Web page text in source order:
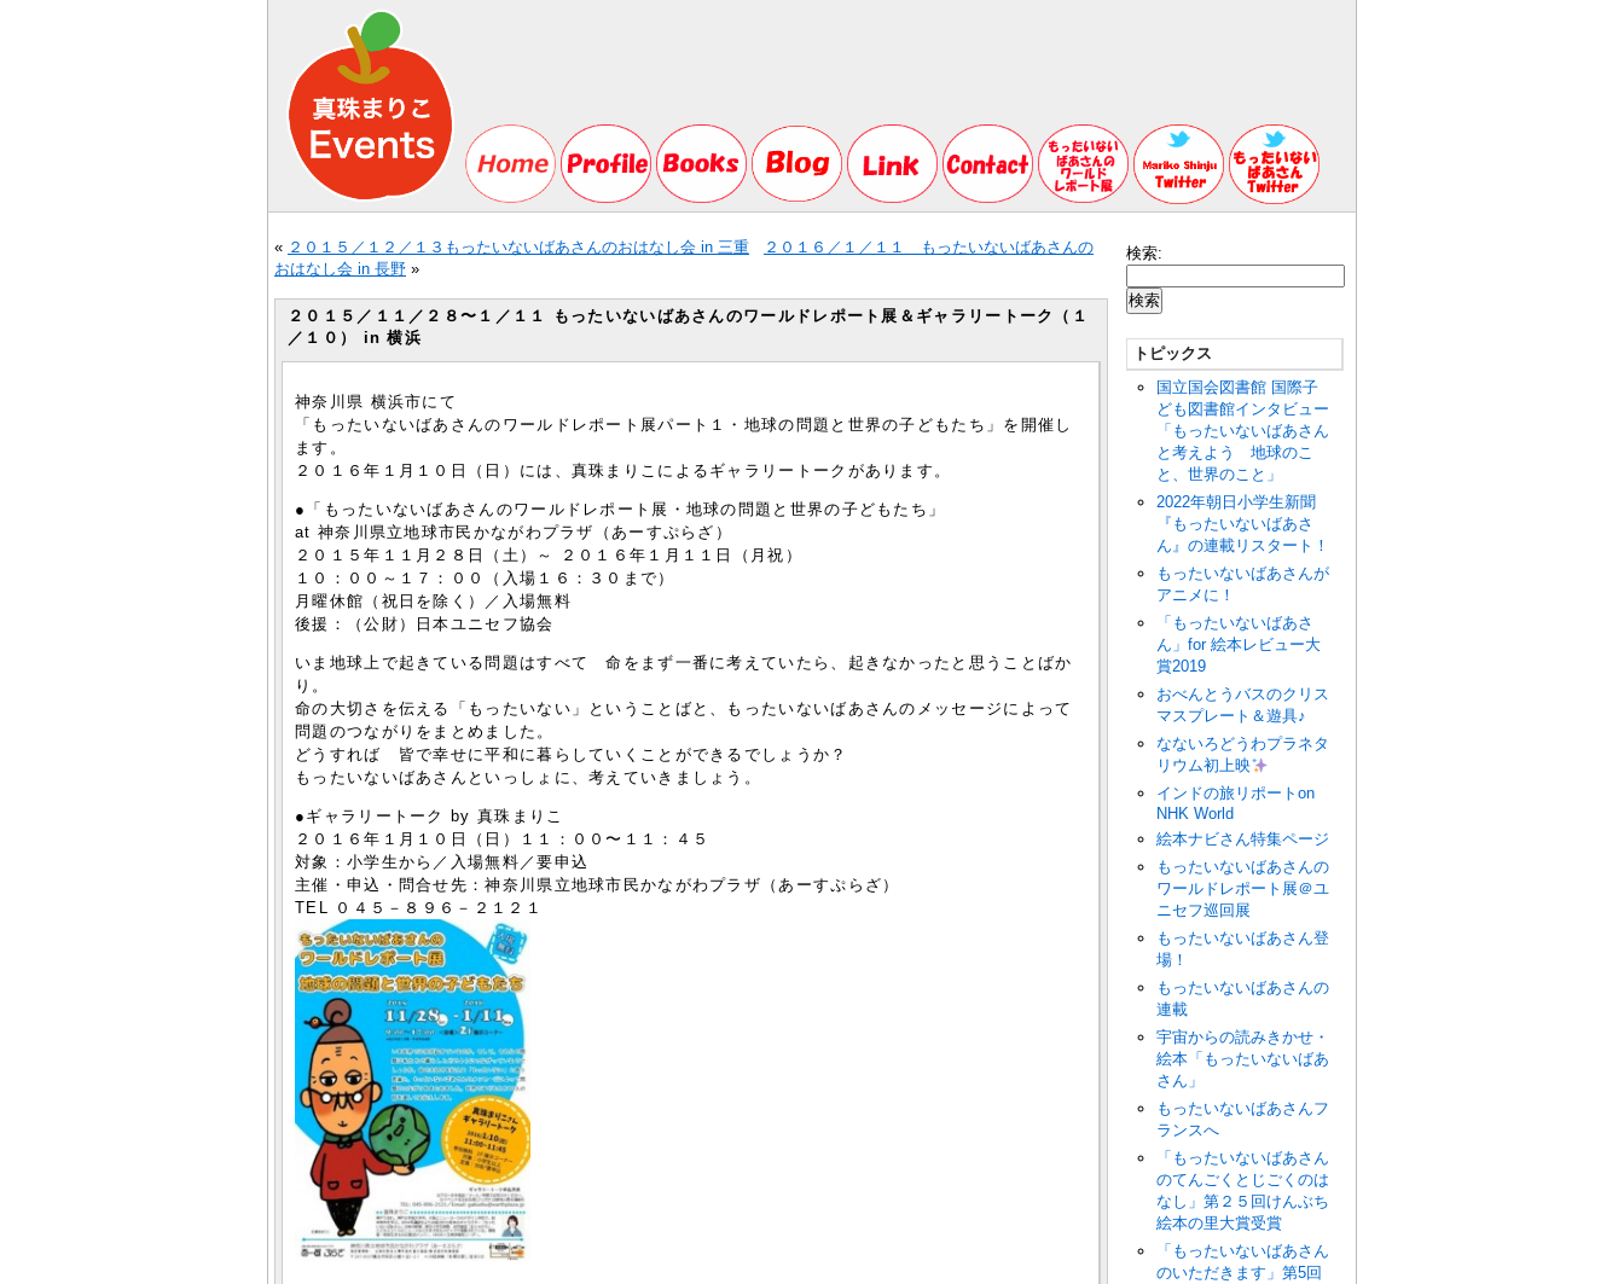
« ２０１５／１２／１３もったいないばあさんのおはなし会 in 三重
２０１６／１／１１ もったいないばあさんの
おはなし会 in 長野 »
２０１５／１１／２８〜１／１１ もったいないばあさんのワールドレポート展＆ギャラリートーク（１
／１０） in 横浜
神奈川県 横浜市にて
「もったいないばあさんのワールドレポート展パート１・地球の問題と世界の子どもたち」を開催し
ます。
２０１６年１月１０日（日）には、真珠まりこによるギャラリートークがあります。
●「もったいないばあさんのワールドレポート展・地球の問題と世界の子どもたち」
at 神奈川県立地球市民かながわプラザ（あーすぷらざ）
２０１５年１１月２８日（土）～ ２０１６年１月１１日（月祝）
１０：００～１７：００（入場１６：３０まで）
月曜休館（祝日を除く）／入場無料
後援：（公財）日本ユニセフ協会
いま地球上で起きている問題はすべて 命をまず一番に考えていたら、起きなかったと思うことばか
り。
命の大切さを伝える「もったいない」ということばと、もったいないばあさんのメッセージによって
問題のつながりをまとめました。
どうすれば 皆で幸せに平和に暮らしていくことができるでしょうか？
もったいないばあさんといっしょに、考えていきましょう。
●ギャラリートーク by 真珠まりこ
２０１６年１月１０日（日）１１：００〜１１：４５
対象：小学生から／入場無料／要申込
主催・申込・問合せ先：神奈川県立地球市民かながわプラザ（あーすぷらざ）
TEL ０４５－８９６－２１２１
検索:
トピックス
国立国会図書館 国際子
ども図書館インタビュー
「もったいないばあさん
と考えよう 地球のこ
と、世界のこと」
2022年朝日小学生新聞
『もったいないばあさ
ん』の連載リスタート！
もったいないばあさんが
アニメに！
「もったいないばあさ
ん」for 絵本レビュー大
賞2019
おべんとうバスのクリス
マスプレート＆遊具♪
なないろどうわプラネタ
リウム初上映
インドの旅リポートon
NHK World
絵本ナビさん特集ページ
もったいないばあさんの
ワールドレポート展＠ユ
ニセフ巡回展
もったいないばあさん登
場！
もったいないばあさんの
連載
宇宙からの読みきかせ・
絵本「もったいないばあ
さん」
もったいないばあさんフ
ランスへ
「もったいないばあさん
のてんごくとじごくのは
なし」第２５回けんぶち
絵本の里大賞受賞
「もったいないばあさん
のいただきます」第5回